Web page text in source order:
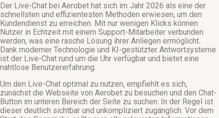
Der Live-Chat bei Aerobet hat sich im Jahr 2026 als eine der
schnellsten und effizientesten Methoden erwiesen, um den
Kundendienst zu erreichen. Mit nur wenigen Klicks können
Nutzer in Echtzeit mit einem Support-Mitarbeiter verbunden
werden, was eine rasche Lösung ihrer Anliegen ermöglicht.
Dank moderner Technologie und KI-gestützter Antwortsysteme
ist der Live-Chat rund um die Uhr verfügbar und bietet eine
nahtlose Benutzererfahrung.
Um den Live-Chat optimal zu nutzen, empfiehlt es sich,
zunächst die Webseite von Aerobet zu besuchen und den Chat-
Button im unteren Bereich der Seite zu suchen. In der Regel ist
dieser deutlich sichtbar und unkompliziert zugänglich. Vor dem